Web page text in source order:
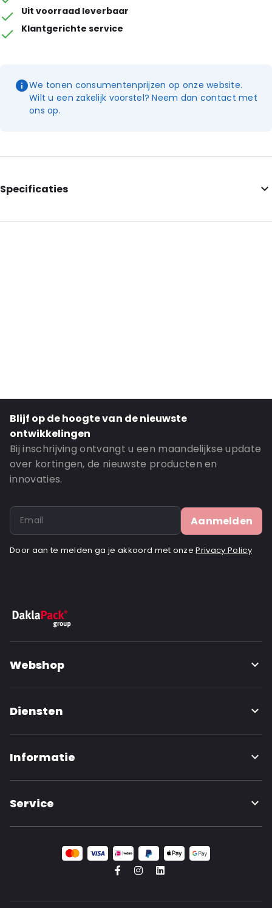
Uit voorraad leverbaar
Klantgerichte service
We tonen consumentenprijzen op onze website.
Wilt u een zakelijk voorstel? Neem dan contact met
ons op.
Specificaties
Internal Length: 80
Blijf op de hoogte van de nieuwste
ontwikkelingen
Bij inschrijving ontvangt u een maandelijkse update
over kortingen, de nieuwste producten en
innovaties.
Aanmelden
Door aan te melden ga je akkoord met onzePrivacy Policy
Webshop
Diensten
Informatie
Service